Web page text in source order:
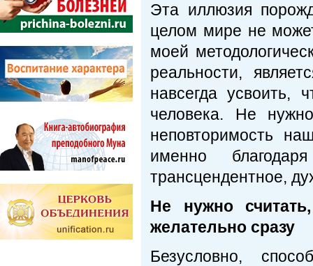
Эта иллюзия
целом мире не
моей
реальности,
навсегда усвоить,
человека. Не
неповторимость
именно
трансцендентное,
Не нужно
желательно сразу
Безусловно,